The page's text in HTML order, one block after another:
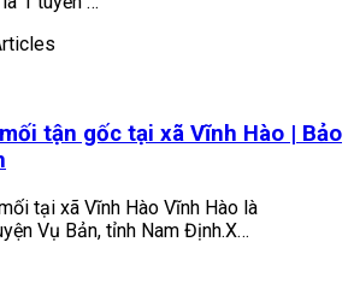
tận gốc tại xã Vĩnh Hào | Bảo
tại xã Vĩnh Hào Vĩnh Hào là
Vụ Bản, tỉnh Nam Định.X…